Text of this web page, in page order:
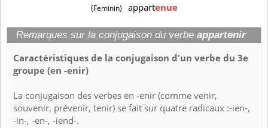
(Feminin) appartenue
Remarques sur la conjugaison du verbe appartenir
Caractéristiques de la conjugaison d'un verbe du 3e
groupe (en -enir)
La conjugaison des verbes en -enir (comme venir,
souvenir, prévenir, tenir) se fait sur quatre radicaux :-ien-,
-in-, -en-, -iend-.